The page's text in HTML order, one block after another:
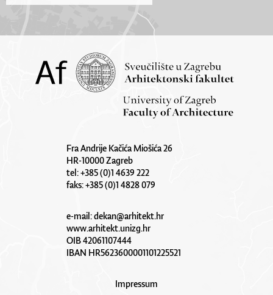
Fra Andrije Kačića Miošića 26
HR-10000 Zagreb
tel: +385 (0)1 4639 222
faks: +385 (0)1 4828 079
e-mail:dekan@arhitekt.hr
www.arhitekt.unizg.hr
OIB 42061107444
IBAN HR5623600001101225521
Impressum